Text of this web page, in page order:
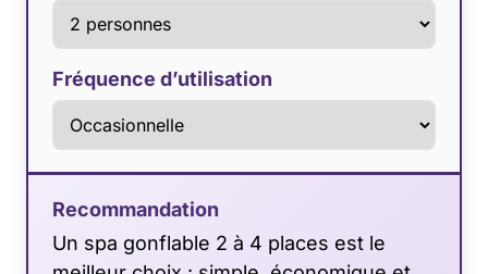
Fréquence d’utilisation
Recommandation
Un spa gonflable 2 à 4 places est le